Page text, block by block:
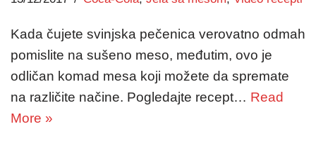
Kada čujete svinjska pečenica verovatno odmah
pomislite na sušeno meso, međutim, ovo je
odličan komad mesa koji možete da spremate
na različite načine. Pogledajte recept… Read
More »